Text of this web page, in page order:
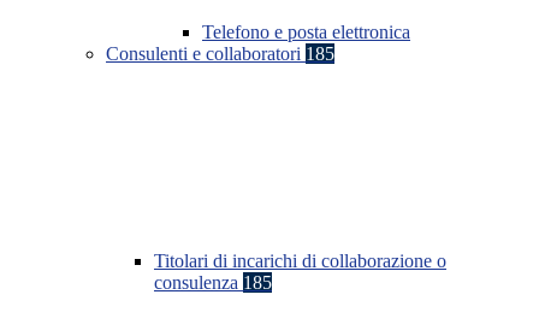
Telefono e posta elettronica
Consulenti e collaboratori 185
Titolari di incarichi di collaborazione o
consulenza 185